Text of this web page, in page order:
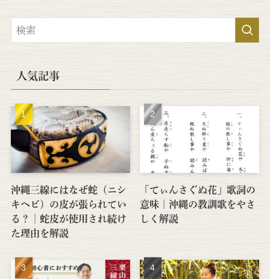
人気記事
沖縄三線にはなぜ蛇（ニシ
キヘビ）の皮が張られてい
る？│蛇皮が使用され続け
た理由を解説
「てぃんさぐぬ花」歌詞の
意味｜沖縄の教訓歌をやさ
しく解説